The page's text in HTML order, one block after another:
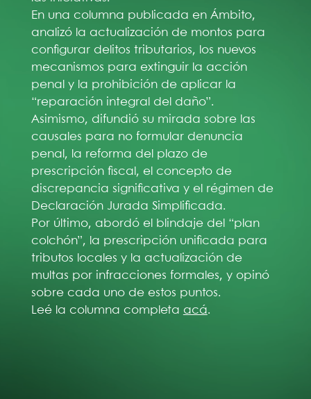
En una columna publicada en Ámbito,
analizó la actualización de montos para
configurar delitos tributarios, los nuevos
mecanismos para extinguir la acción
penal y la prohibición de aplicar la
“reparación integral del daño”.
Asimismo, difundió su mirada sobre las
causales para no formular denuncia
penal, la reforma del plazo de
prescripción fiscal, el concepto de
discrepancia significativa y el régimen de
Declaración Jurada Simplificada.
Por último, abordó el blindaje del “plan
colchón”, la prescripción unificada para
tributos locales y la actualización de
multas por infracciones formales, y opinó
sobre cada uno de estos puntos.
Leé la columna completa acá.